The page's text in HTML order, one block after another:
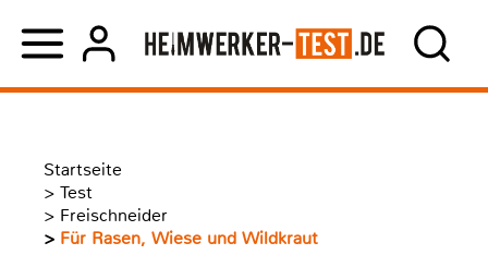
Startseite
> Test
> Freischneider
> Für Rasen, Wiese und Wildkraut